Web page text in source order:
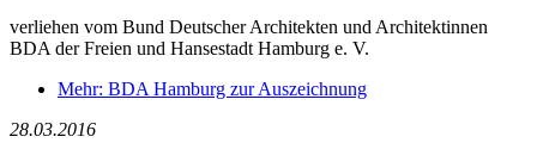
verliehen vom Bund Deutscher Architekten und Architektinnen
BDA der Freien und Hansestadt Hamburg e. V.
Mehr: BDA Hamburg zur Auszeichnung
28.03.2016